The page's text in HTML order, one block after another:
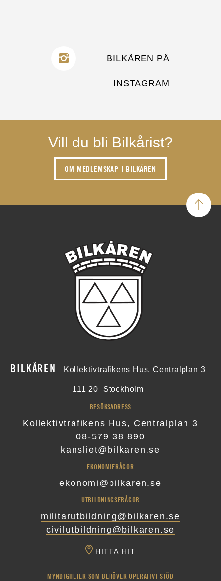
BILKÅREN PÅ
INSTAGRAM
Vill du bli Bilkårist?
OM MEDLEMSKAP I BILKÅREN
BILKÅREN Kollektivtrafikens Hus, Centralplan 3
111 20 Stockholm
BESÖKSADRESS
Kollektivtrafikens Hus, Centralplan 3
08-579 38 890
kansliet@bilkaren.se
EKONOMIFRÅGOR
ekonomi@bilkaren.se
UTBILDNINGSFRÅGOR
militarutbildning@bilkaren.se
civilutbildning@bilkaren.se
HITTA HIT
MYNDIGHETER SOM BEHÖVER OPERATIVT STÖD